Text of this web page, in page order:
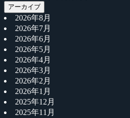
アーカイブ
2026年8月
2026年7月
2026年6月
2026年5月
2026年4月
2026年3月
2026年2月
2026年1月
2025年12月
2025年11月